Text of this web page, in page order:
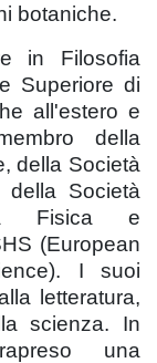
botaniche.
in Filosofia
Superiore di
all'estero e
della
della Società
Società
Fisica e
(European
I suoi
letteratura,
scienza. In
una